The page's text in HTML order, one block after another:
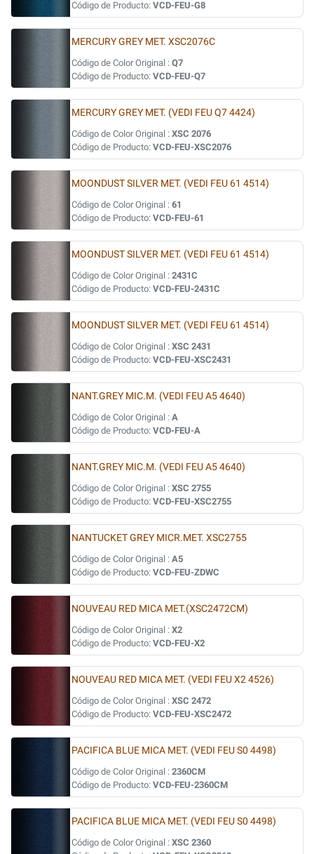
Código de Producto: VCD-FEU-G8
MERCURY GREY MET. XSC2076C
Código de Color Original : Q7
Código de Producto: VCD-FEU-Q7
MERCURY GREY MET. (VEDI FEU Q7 4424)
Código de Color Original : XSC 2076
Código de Producto: VCD-FEU-XSC2076
MOONDUST SILVER MET. (VEDI FEU 61 4514)
Código de Color Original : 61
Código de Producto: VCD-FEU-61
MOONDUST SILVER MET. (VEDI FEU 61 4514)
Código de Color Original : 2431C
Código de Producto: VCD-FEU-2431C
MOONDUST SILVER MET. (VEDI FEU 61 4514)
Código de Color Original : XSC 2431
Código de Producto: VCD-FEU-XSC2431
NANT.GREY MIC.M. (VEDI FEU A5 4640)
Código de Color Original : A
Código de Producto: VCD-FEU-A
NANT.GREY MIC.M. (VEDI FEU A5 4640)
Código de Color Original : XSC 2755
Código de Producto: VCD-FEU-XSC2755
NANTUCKET GREY MICR.MET. XSC2755
Código de Color Original : A5
Código de Producto: VCD-FEU-ZDWC
NOUVEAU RED MICA MET.(XSC2472CM)
Código de Color Original : X2
Código de Producto: VCD-FEU-X2
NOUVEAU RED MICA MET. (VEDI FEU X2 4526)
Código de Color Original : XSC 2472
Código de Producto: VCD-FEU-XSC2472
PACIFICA BLUE MICA MET. (VEDI FEU S0 4498)
Código de Color Original : 2360CM
Código de Producto: VCD-FEU-2360CM
PACIFICA BLUE MICA MET. (VEDI FEU S0 4498)
Código de Color Original : XSC 2360